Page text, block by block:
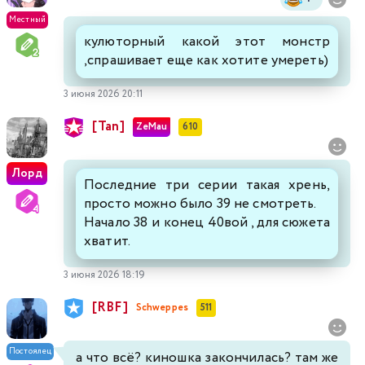
Местный
кулюторный какой этот монстр
,спрашивает еще как хотите умереть)
3 июня 2026 20:11
Лорд
[Tan] ZeMau 610
Последние три серии такая хрень,
просто можно было 39 не смотреть.
Начало 38 и конец 40вой , для сюжета
хватит.
3 июня 2026 18:19
Постоялец
[RBF] Schweppes 511
а что всё? киношка закончилась? там же